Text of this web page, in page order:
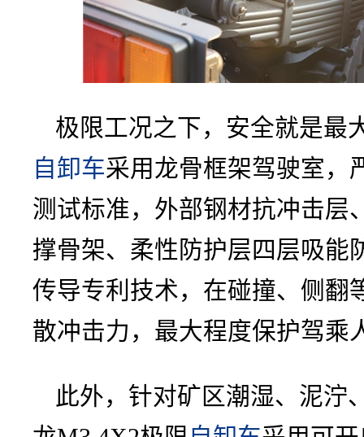
极限工况之下，安全就是最
自卸车采用龙骨框架驾驶室，
测试标准，外部钢材抗冲击层
撑骨架、柔性防护层四层吸能
传导专利技术，在碰撞、侧翻
散冲击力，最大程度保护驾乘
此外，针对矿区潮湿、泥泞